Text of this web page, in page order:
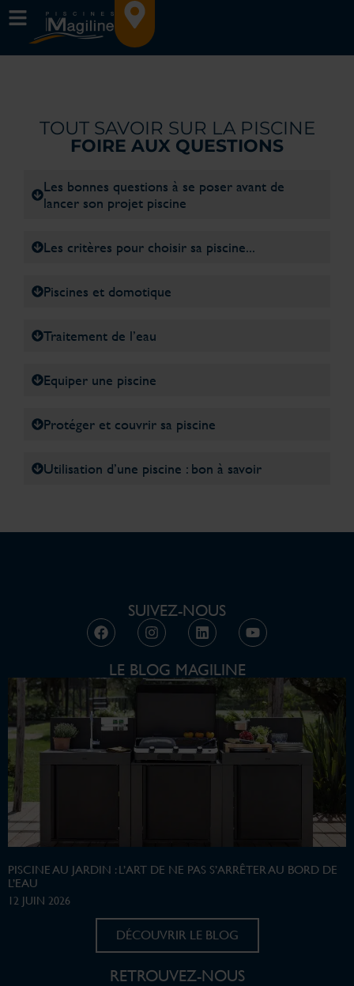
TOUT SAVOIR SUR LA PISCINE
FOIRE AUX QUESTIONS
Les bonnes questions à se poser avant de
lancer son projet piscine
Les critères pour choisir sa piscine...
Piscines et domotique
Traitement de l’eau
Equiper une piscine
Protéger et couvrir sa piscine
Utilisation d’une piscine : bon à savoir
SUIVEZ-NOUS
LE BLOG MAGILINE
PISCINE AU JARDIN : L’ART DE NE PAS S’ARRÊTER AU BORD DE
L’EAU
12 JUIN 2026
DÉCOUVRIR LE BLOG
RETROUVEZ-NOUS